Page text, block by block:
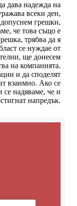
дава надежда на
всеки ден,
грешки,
че това също е
трябва да я
се нуждае от
ще донесем
на компанията.
и да споделят
взаимно. Ако се
се надяваме, че и
напредък.